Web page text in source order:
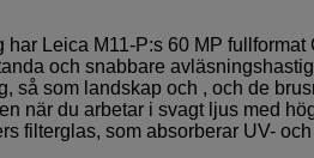
Leica M11-P:s 60 MP
och snabbare
så som landskap och , och de
när du arbetar i svagt ljus med
filterglas, som absorberar UV-